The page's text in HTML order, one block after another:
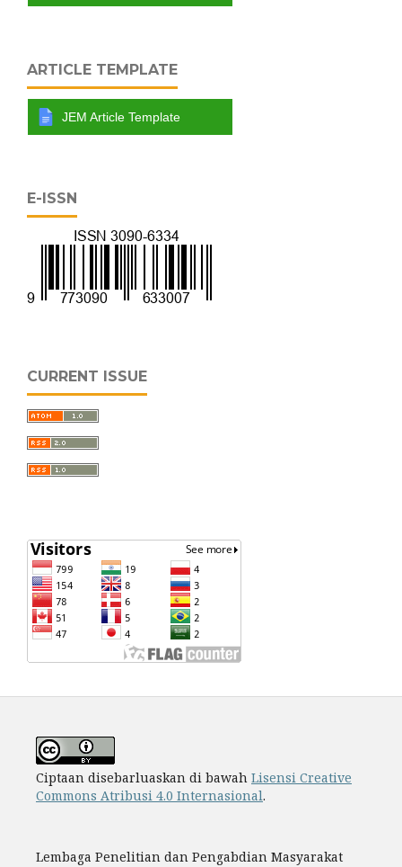
ARTICLE TEMPLATE
JEM Article Template
E-ISSN
CURRENT ISSUE
Ciptaan disebarluaskan di bawah Lisensi Creative
Commons Atribusi 4.0 Internasional.
Lembaga Penelitian dan Pengabdian Masyarakat